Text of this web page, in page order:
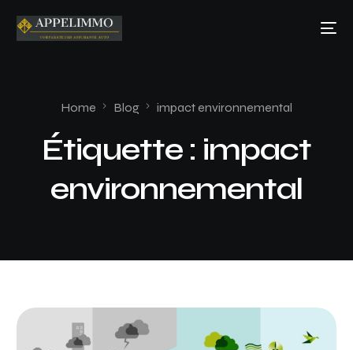
Home Blog impact environnemental
Étiquette : impact
environnemental